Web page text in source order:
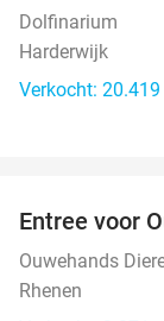
Dolfinarium
Harderwijk
Verkocht: 20.419
Entree voor
Ouwehands
Rhenen